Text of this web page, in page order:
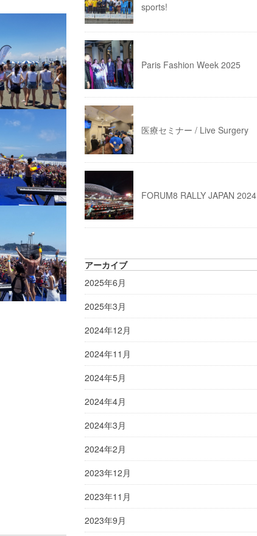
sports!
Paris Fashion Week 2025
医療セミナー / Live Surgery
FORUM8 RALLY JAPAN 2024
アーカイブ
2025年6月
2025年3月
2024年12月
2024年11月
2024年5月
2024年4月
2024年3月
2024年2月
2023年12月
2023年11月
2023年9月